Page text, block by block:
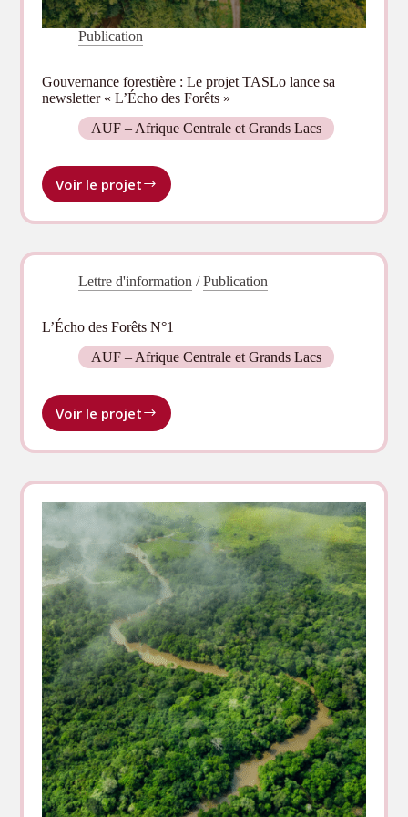
Publication
Gouvernance forestière : Le projet TASLo lance sa
newsletter « L’Écho des Forêts »
AUF – Afrique Centrale et Grands Lacs
Voir le projetGouvernance
Le
lance
newsletter
« L’Écho
des
Forêts »
Lettre d'information /Publication
L’Écho des Forêts N°1
AUF – Afrique Centrale et Grands Lacs
Voir le projet
L’Écho
Forêts